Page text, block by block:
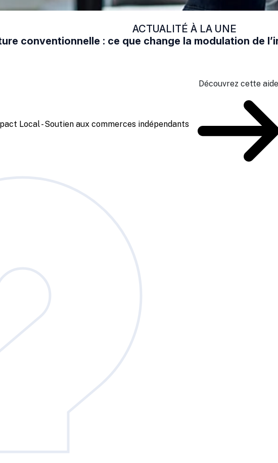
ACTUALITÉ À LA UNE
conventionnelle : ce que change la modulation de
Local - Soutien aux commerces indépendants
Découvrez cette aide